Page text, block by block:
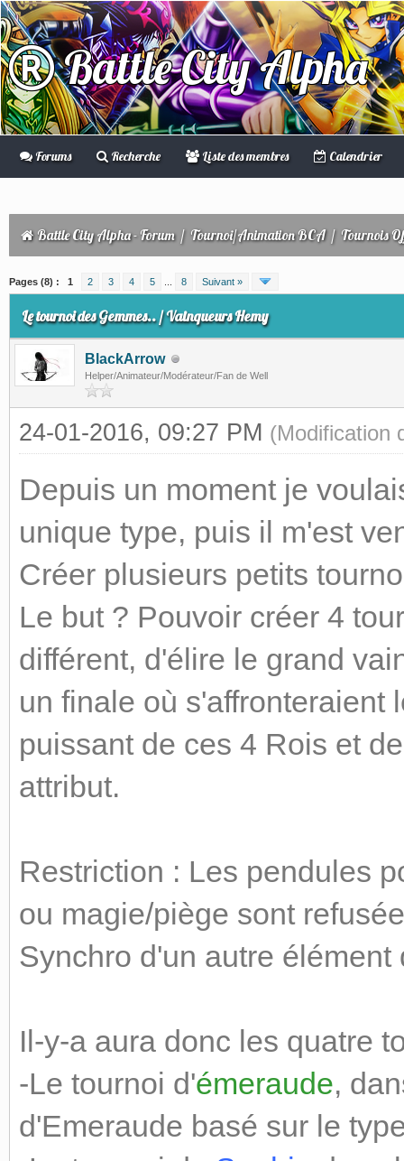
Battle City Alpha
Forums Recherche Liste des membres Calendrier
Battle City Alpha - Forum/ Tournoi/Animation BCA/ Tournois
Pages (8) : 1 2 3 4 5 8 Suivant »
Le tournoi des Gemmes.. / Vainqueurs Hemy
BlackArrow
Helper/Animateur/Modérateur/Fan de Well
24-01-2016, 09:27 PM (Modification
Depuis un moment je
unique type, puis il m'est
Créer plusieurs petits
Le but ? Pouvoir créer 4
différent, d'élire le grand
un finale où s'affronteraient
puissant de ces 4 Rois et
attribut.
Restriction : Les pendules
ou magie/piège sont
Synchro d'un autre
Il-y-a aura donc les quatre
-Le tournoi d'émeraude,
d'Emeraude basé sur le